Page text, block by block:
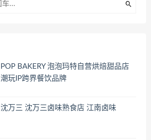
POP BAKERY 泡泡玛特自营烘焙甜品店
潮玩IP跨界餐饮品牌
沈万三 沈万三卤味熟食店 江南卤味